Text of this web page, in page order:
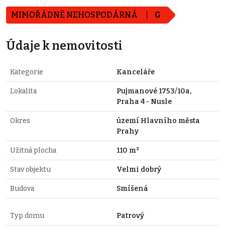
MIMOŘÁDNĚ NEHOSPODÁRNÁ G
Údaje k nemovitosti
Kategorie Kanceláře
Lokalita
Pujmanové 1753/10a,
Praha 4 - Nusle
Okres
území Hlavního města
Prahy
Užitná plocha 110 m²
Stav objektu Velmi dobrý
Budova Smíšená
Typ domu Patrový